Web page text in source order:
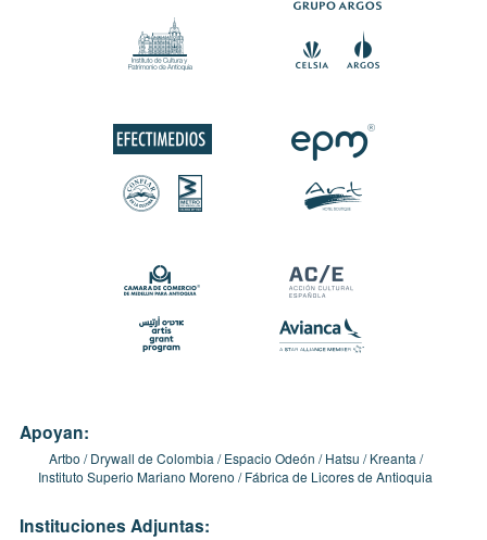
Apoyan:
Artbo Drywall de Colombia Espacio Odeón Hatsu
Kreanta
Instituto Superio Mariano Moreno
Fábrica de Licores de Antioquia
Instituciones Adjuntas: